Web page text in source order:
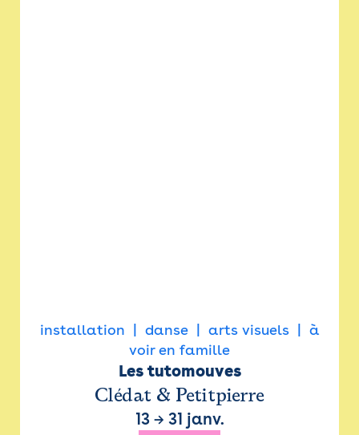
installation danse arts visuels
à
voir en famille
Les tutomouves
Clédat & Petitpierre
13→ 31 janv.